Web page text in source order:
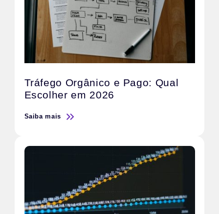
Tráfego Orgânico e Pago: Qual
Escolher em 2026
Saiba mais